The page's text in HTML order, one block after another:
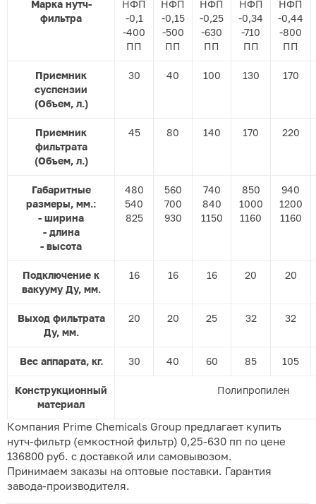
Марка нутч-
фильтра
НФП
-0,1
-400
ПП
НФП
-0,15
-500
ПП
НФП
-0,25
-630
ПП
НФП
-0,34
-710
ПП
НФП
-0,44
-800
ПП
Приемник
суспензии
(Объем, л.)
30 40 100 130 170
Приемник
фильтрата
(Объем, л.)
45 80 140 170 220
Габаритные
размеры, мм.:
- ширина
- длина
- высота
480
540
825
560
700
930
740
840
1150
850
1000
1160
940
1200
1160
Подключение к
вакууму Ду, мм.
16 16 16 20 20
Выход фильтрата
Ду, мм.
20 20 25 32 32
Вес аппарата, кг. 30 40 60 85 105
Конструкционный
материал
Полипропилен
Компания Prime Chemicals Group предлагает купить
нутч-фильтр (емкостной фильтр) 0,25-630 пп по цене
136800 руб. с доставкой или самовывозом.
Принимаем заказы на оптовые поставки. Гарантия
завода-производителя.